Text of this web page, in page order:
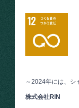
～2024年には、シ
株式会社RIN